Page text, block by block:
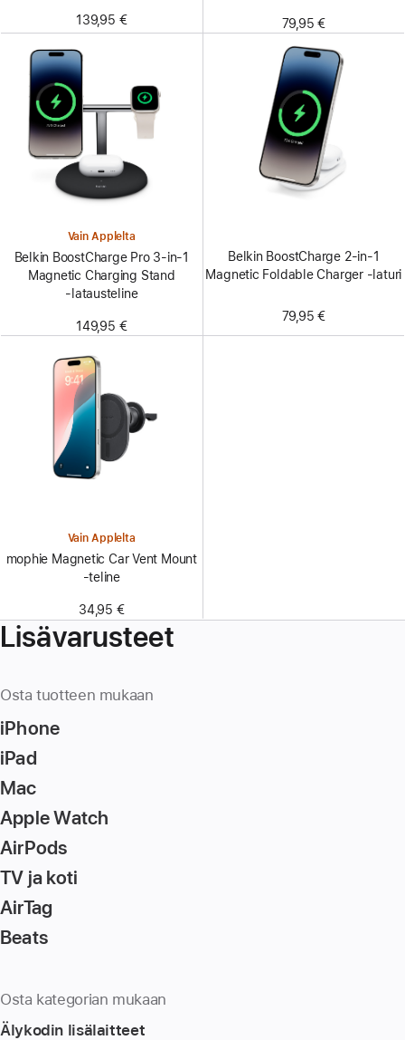
139,95 € 79,95 €
Vain Applelta
Belkin BoostCharge Pro 3-in-1
Magnetic Charging Stand
‑latausteline
149,95 €
Belkin BoostCharge 2-in-1
Magnetic Foldable Charger ‑laturi
79,95 €
Vain Applelta
mophie Magnetic Car Vent Mount
‑teline
34,95 €
Lisävarusteet
Osta tuotteen mukaan
iPhone
iPad
Mac
Apple Watch
AirPods
TV ja koti
AirTag
Beats
Osta kategorian mukaan
Älykodin lisä­laitteet